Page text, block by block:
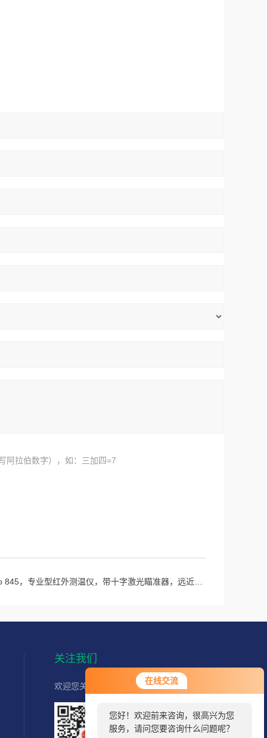
在线交流
您好！欢迎前来咨询，很高兴为您
服务，请问您要咨询什么问题呢？
阿拉伯数字），如：三加四=7
845，专业型红外测温仪，带十字激光瞄准器，远近焦可调
关注我们
欢迎您关注我们的微信公众号了解更多信息：